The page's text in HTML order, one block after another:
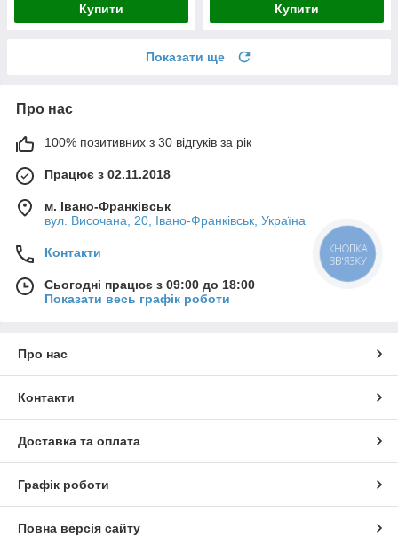
Купити Купити
Показати ще
Про нас
100% позитивних з 30 відгуків за рік
Працює з 02.11.2018
м. Івано-Франківськ
вул. Височана, 20, Івано-Франківськ, Україна
Контакти
Сьогодні працює з 09:00 до 18:00
Показати весь графік роботи
Про нас
Контакти
Доставка та оплата
Графік роботи
Повна версія сайту
КНОПКА
ЗВ'ЯЗКУ